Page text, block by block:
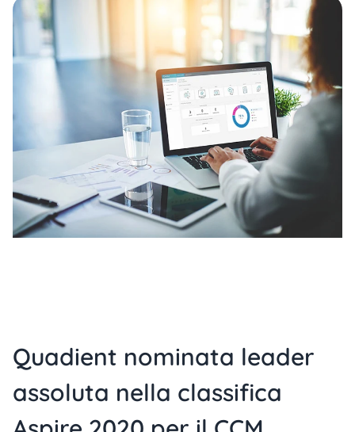
Quadient nominata leader
assoluta nella classifica